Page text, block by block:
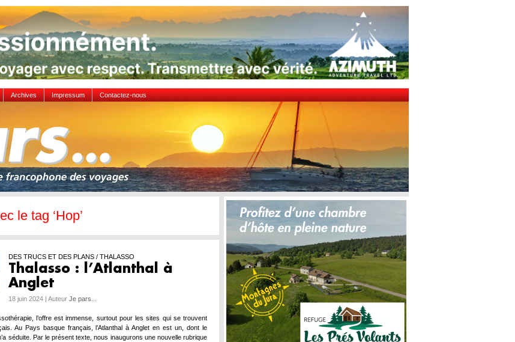
Archives Impressum Contactez-nous
le tag ‘Hop’
DES TRUCS ET DES PLANS / THALASSO
Thalasso : l’Atlanthal à
Anglet
18 juin 2024 | Auteur Je pars...
l’offre est immense, surtout pour les sites qui se trouvent
Au Pays basque français, l’Atlanthal à Anglet en est un, dont le
séduite. Par le présent texte, nous inaugurons une nouvelle rubrique